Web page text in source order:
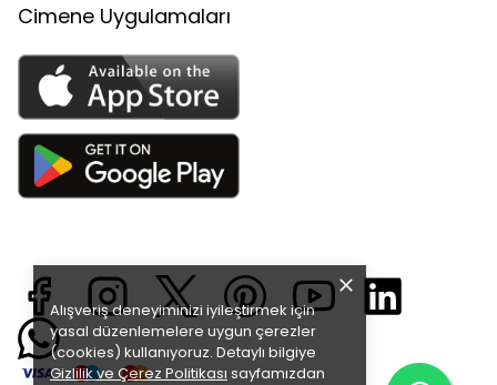
Alışveriş deneyiminizi iyileştirmek için
yasal düzenlemelere uygun çerezler
(cookies) kullanıyoruz. Detaylı bilgiye
Gizlilik ve Çerez Politikası sayfamızdan
Cimene Uygulamaları